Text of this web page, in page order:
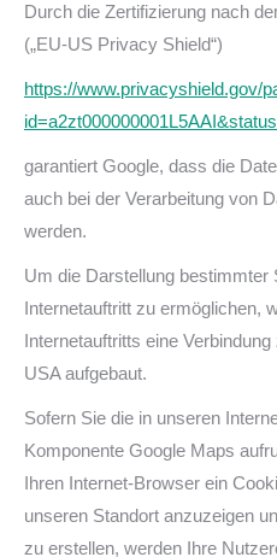
Durch die Zertifizierung nach
(„EU-US Privacy Shield“)
https://www.privacyshield.gov/
garantiert Google, dass die
auch bei der Verarbeitung von
werden.
Um die Darstellung bestimmter
Internetauftritt zu ermöglichen,
Internetauftritts eine
USA aufgebaut.
Sofern Sie die in unseren
Komponente Google Maps
Ihren Internet-Browser ein
unseren Standort anzuzeigen
zu erstellen, werden Ihre